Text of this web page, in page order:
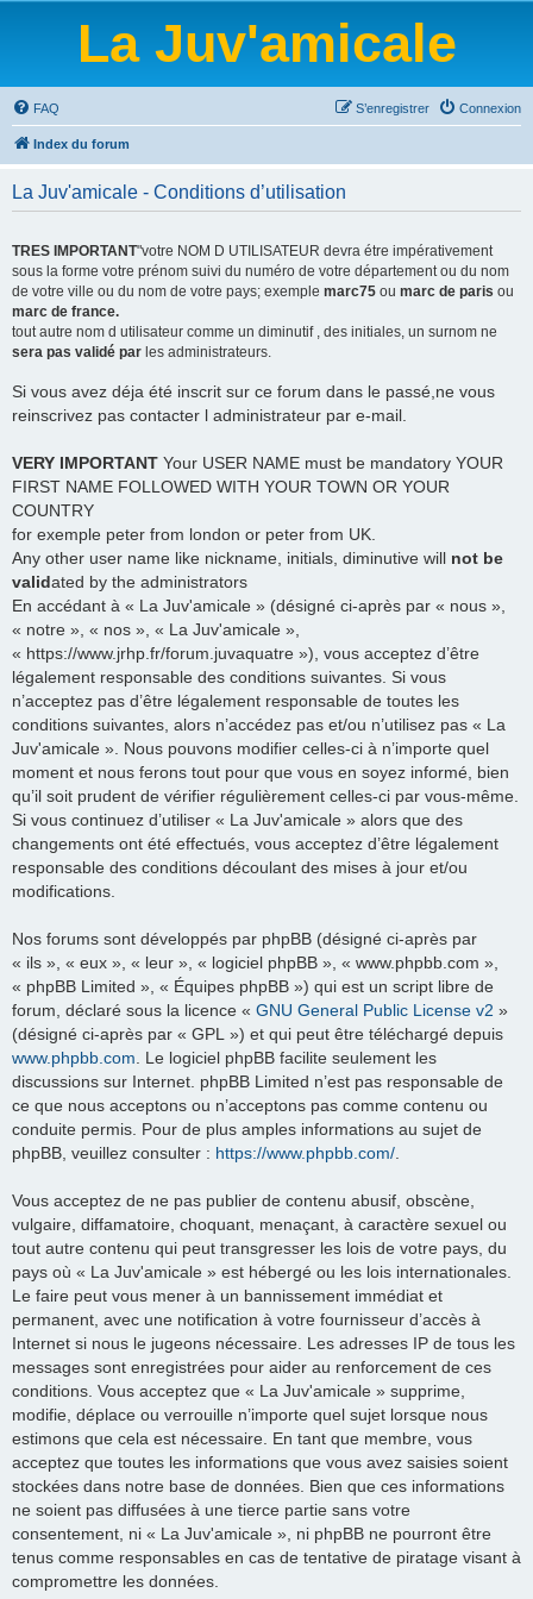
La Juv'amicale
FAQ Connexion
S’enregistrer
Index du forum
La Juv'amicale - Conditions d’utilisation
TRES IMPORTANT"votre NOM D UTILISATEUR devra étre impérativement
sous la forme votre prénom suivi du numéro de votre département ou du nom
de votre ville ou du nom de votre pays; exemple marc75 ou marc de paris ou
marc de france.
tout autre nom d utilisateur comme un diminutif , des initiales, un surnom ne
sera pas validé par les administrateurs.
Si vous avez déja été inscrit sur ce forum dans le passé,ne vous
reinscrivez pas contacter l administrateur par e-mail.
VERY IMPORTANT Your USER NAME must be mandatory YOUR
FIRST NAME FOLLOWED WITH YOUR TOWN OR YOUR
COUNTRY
for exemple peter from london or peter from UK.
Any other user name like nickname, initials, diminutive will not be
validated by the administrators
En accédant à « La Juv'amicale » (désigné ci-après par « nous »,
« notre », « nos », « La Juv'amicale »,
« https://www.jrhp.fr/forum.juvaquatre »), vous acceptez d’être
légalement responsable des conditions suivantes. Si vous
n’acceptez pas d’être légalement responsable de toutes les
conditions suivantes, alors n’accédez pas et/ou n’utilisez pas « La
Juv'amicale ». Nous pouvons modifier celles-ci à n’importe quel
moment et nous ferons tout pour que vous en soyez informé, bien
qu’il soit prudent de vérifier régulièrement celles-ci par vous-même.
Si vous continuez d’utiliser « La Juv'amicale » alors que des
changements ont été effectués, vous acceptez d’être légalement
responsable des conditions découlant des mises à jour et/ou
modifications.
Nos forums sont développés par phpBB (désigné ci-après par
« ils », « eux », « leur », « logiciel phpBB », « www.phpbb.com »,
« phpBB Limited », « Équipes phpBB ») qui est un script libre de
forum, déclaré sous la licence « GNU General Public License v2 »
(désigné ci-après par « GPL ») et qui peut être téléchargé depuis
www.phpbb.com. Le logiciel phpBB facilite seulement les
discussions sur Internet. phpBB Limited n’est pas responsable de
ce que nous acceptons ou n’acceptons pas comme contenu ou
conduite permis. Pour de plus amples informations au sujet de
phpBB, veuillez consulter : https://www.phpbb.com/.
Vous acceptez de ne pas publier de contenu abusif, obscène,
vulgaire, diffamatoire, choquant, menaçant, à caractère sexuel ou
tout autre contenu qui peut transgresser les lois de votre pays, du
pays où « La Juv'amicale » est hébergé ou les lois internationales.
Le faire peut vous mener à un bannissement immédiat et
permanent, avec une notification à votre fournisseur d’accès à
Internet si nous le jugeons nécessaire. Les adresses IP de tous les
messages sont enregistrées pour aider au renforcement de ces
conditions. Vous acceptez que « La Juv'amicale » supprime,
modifie, déplace ou verrouille n’importe quel sujet lorsque nous
estimons que cela est nécessaire. En tant que membre, vous
acceptez que toutes les informations que vous avez saisies soient
stockées dans notre base de données. Bien que ces informations
ne soient pas diffusées à une tierce partie sans votre
consentement, ni « La Juv'amicale », ni phpBB ne pourront être
tenus comme responsables en cas de tentative de piratage visant à
compromettre les données.